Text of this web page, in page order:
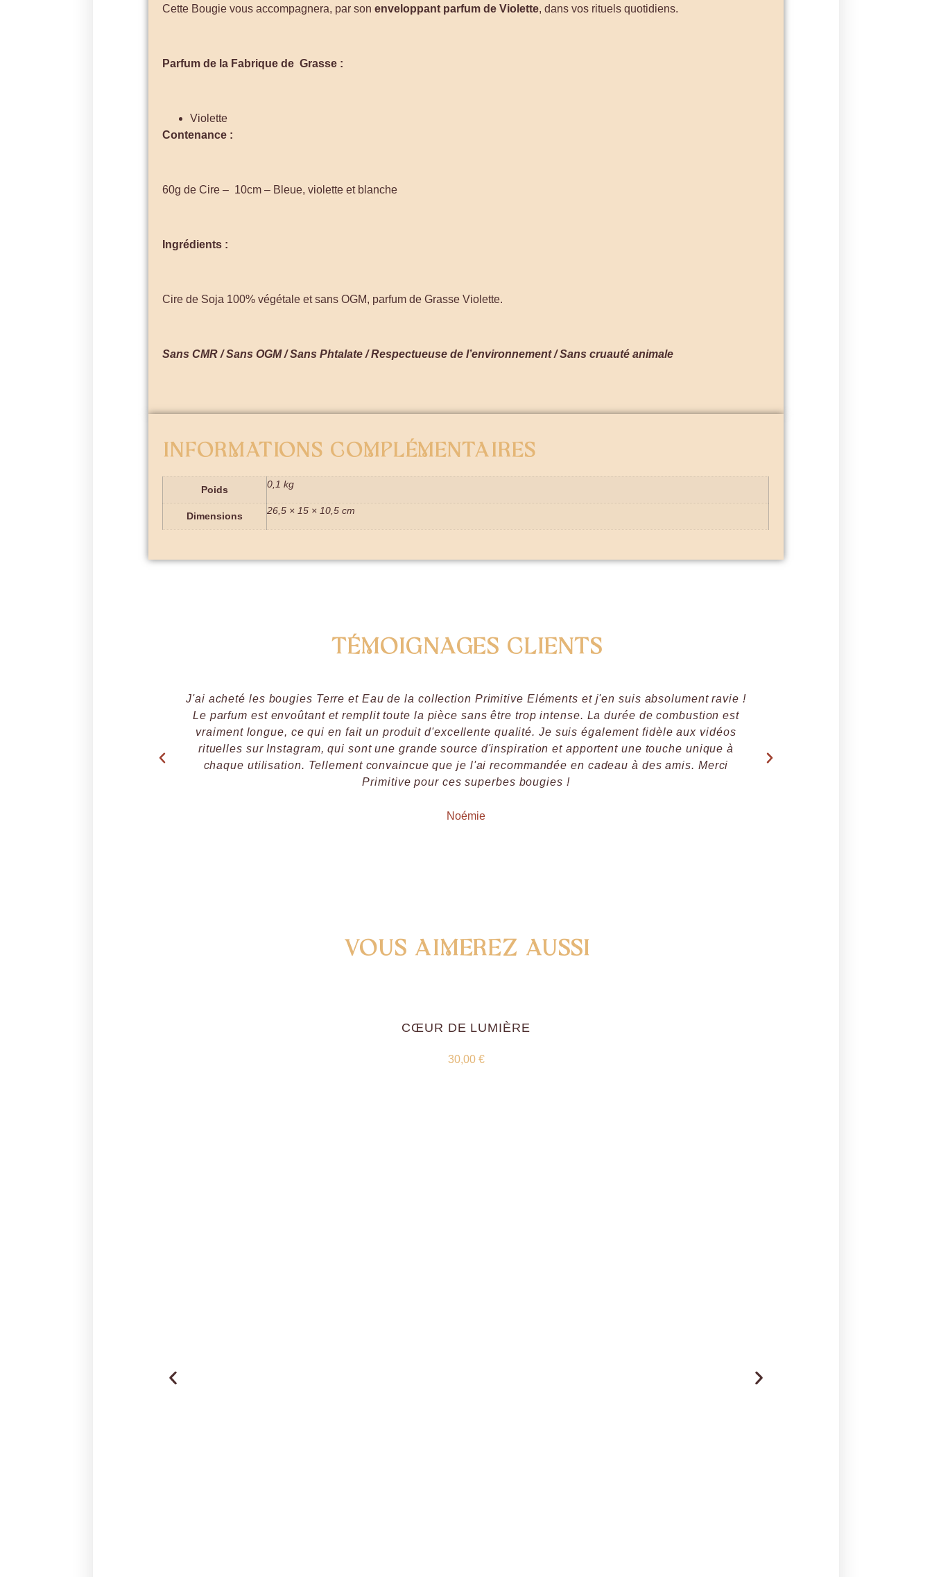
Cette Bougie vous accompagnera, par son enveloppant parfum de Violette, dans vos rituels quotidiens.
Parfum de la Fabrique de Grasse :
Violette
Contenance :
60g de Cire – 10cm – Bleue, violette et blanche
Ingrédients :
Cire de Soja 100% végétale et sans OGM, parfum de Grasse Violette.
Sans CMR / Sans OGM / Sans Phtalate / Respectueuse de l’environnement / Sans cruauté animale
Informations complémentaires
Poids 0,1 kg
Dimensions 26,5 × 15 × 10,5 cm
Témoignages clients
J'ai acheté les bougies Terre et Eau de la collection Primitive Eléments et j'en suis absolument ravie !
Le parfum est envoûtant et remplit toute la pièce sans être trop intense. La durée de combustion est
vraiment longue, ce qui en fait un produit d'excellente qualité. Je suis également fidèle aux vidéos
rituelles sur Instagram, qui sont une grande source d'inspiration et apportent une touche unique à
chaque utilisation. Tellement convaincue que je l'ai recommandée en cadeau à des amis. Merci
Primitive pour ces superbes bougies !
Noémie
Vous aimerez aussi
CŒUR DE LUMIÈRE
30,00 €